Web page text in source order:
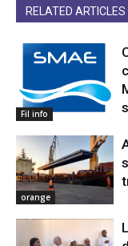
RELATED ARTICLES
Fil info
orange